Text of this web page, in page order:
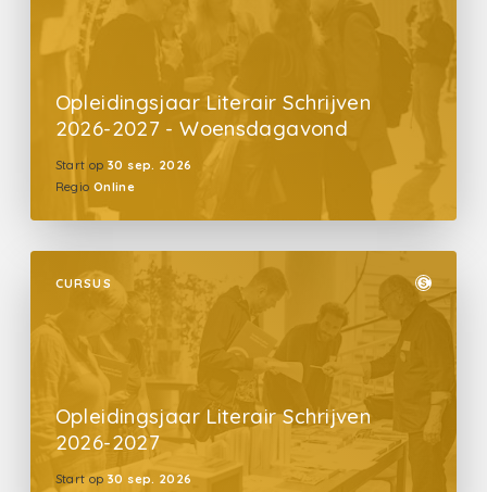
Opleidingsjaar Literair Schrijven
2026-2027 - Woensdagavond
Start op 30 sep. 2026
Regio Online
CURSUS
Opleidingsjaar Literair Schrijven
2026-2027
Start op 30 sep. 2026